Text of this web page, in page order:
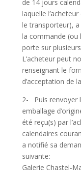
de 14 jours
laquelle
le transporteur),
la commande (ou
porte sur
L’acheteur peut
renseignant le
d’acceptation de
2- Puis renvoyer
emballage
été reçu(s) par
calendaires
a notifié sa
suivante:
Galerie Chastel-